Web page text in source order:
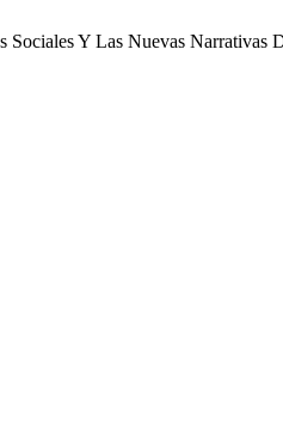
Sociales Y Las Nuevas